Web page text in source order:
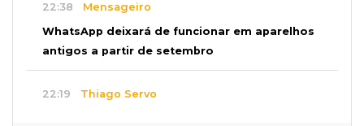
22:38 Mensageiro
WhatsApp deixará de funcionar em aparelhos
antigos a partir de setembro
22:19 Thiago Servo